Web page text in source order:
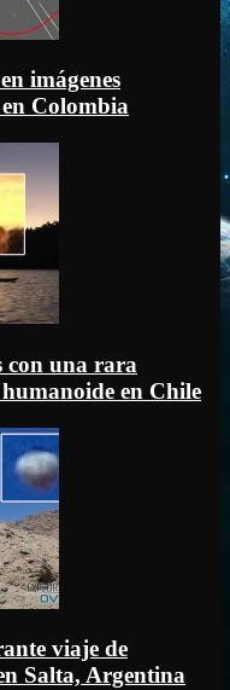
imágenes
Colombia
con una rara
en Chile
viaje de
Salta, Argentina